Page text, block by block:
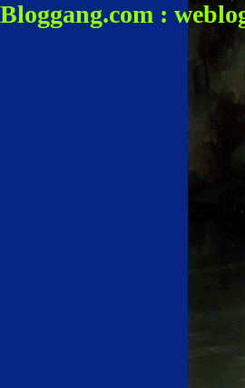
Bloggang.com :